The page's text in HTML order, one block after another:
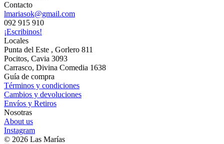
Contacto
lmariasok@gmail.com
092 915 910
¡Escribinos!
Locales
Punta del Este , Gorlero 811
Pocitos, Cavia 3093
Carrasco, Divina Comedia 1638
Guía de compra
Términos y condiciones
Cambios y devoluciones
Envíos y Retiros
Nosotras
About us
Instagram
© 2026 Las Marías